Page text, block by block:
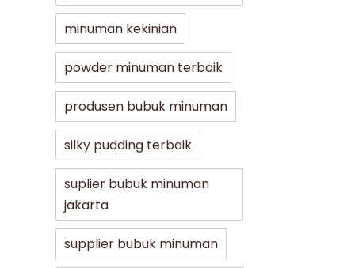
minuman kekinian
powder minuman terbaik
produsen bubuk minuman
silky pudding terbaik
suplier bubuk minuman
jakarta
supplier bubuk minuman